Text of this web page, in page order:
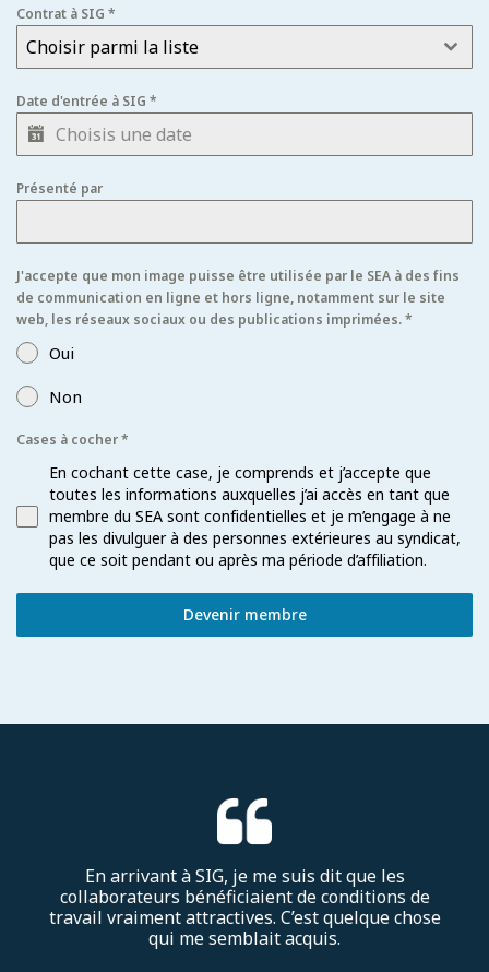
Contrat à SIG *
Choisir parmi la liste
Date d'entrée à SIG *
Présenté par
J'accepte que mon image puisse être utilisée par le SEA à des fins
de communication en ligne et hors ligne, notamment sur le site
web, les réseaux sociaux ou des publications imprimées.*
Oui
Non
Cases à cocher*
En cochant cette case, je comprends et j’accepte que
toutes les informations auxquelles j’ai accès en tant que
membre du SEA sont confidentielles et je m’engage à ne
pas les divulguer à des personnes extérieures au syndicat,
que ce soit pendant ou après ma période d’affiliation.
Devenir membre
En arrivant à SIG, je me suis dit que les
collaborateurs bénéficiaient de conditions de
travail vraiment attractives. C’est quelque chose
qui me semblait acquis.